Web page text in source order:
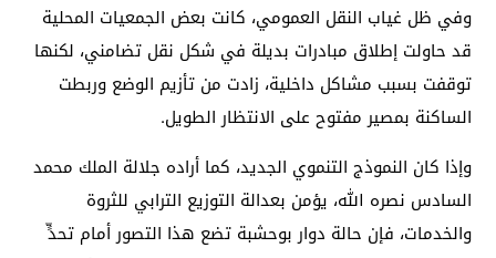
وفي ظل غياب النقل العمومي، كانت بعض الجمعيات المحلية
قد حاولت إطلاق مبادرات بديلة في شكل نقل تضامني، لكنها
توقفت بسبب مشاكل داخلية، زادت من تأزيم الوضع وربطت
الساكنة بمصير مفتوح على الانتظار الطويل.
وإذا كان النموذج التنموي الجديد، كما أراده جلالة الملك محمد
السادس نصره الله، يؤمن بعدالة التوزيع الترابي للثروة
والخدمات، فإن حالة دوار بوحشبة تضع هذا التصور أمام تحدٍّ